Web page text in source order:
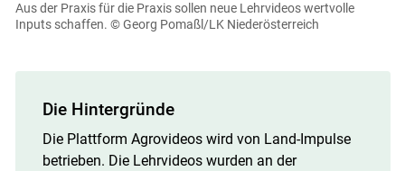
Aus der Praxis für die Praxis sollen neue Lehrvideos wertvolle
Inputs schaffen. © Georg Pomaßl/LK Niederösterreich
Die Hintergründe
Die Plattform Agrovideos wird von Land-Impulse
betrieben. Die Lehrvideos wurden an der